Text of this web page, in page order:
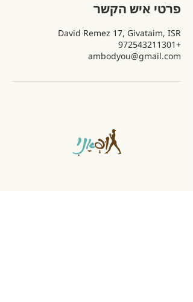
פרטי איש הקשר
David Remez 17, Givataim, ISR
+972543211301
ambodyou@gmail.com